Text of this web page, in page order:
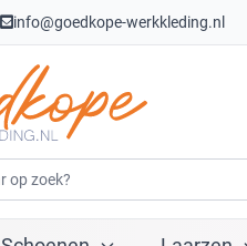
info@goedkope-werkkleding.nl